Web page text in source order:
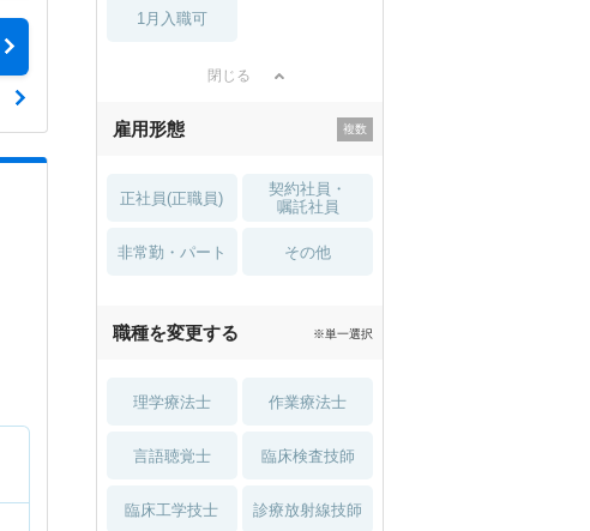
1月入職可
閉じる
雇用形態
正社員(正職員)
契約社員・
嘱託社員
非常勤・パート その他
職種を変更する ※単一選択
理学療法士 作業療法士
言語聴覚士 臨床検査技師
臨床工学技士 診療放射線技師